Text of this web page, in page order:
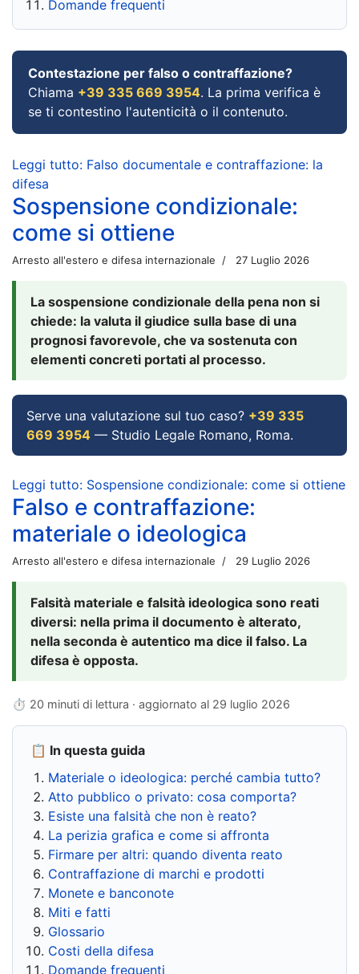
Domande frequenti
Contestazione per falso o contraffazione?
Chiama +39 335 669 3954. La prima verifica è
se ti contestino l'autenticità o il contenuto.
Leggi tutto: Falso documentale e contraffazione: la
difesa
Sospensione condizionale:
come si ottiene
Arresto all'estero e difesa internazionale 27 Luglio 2026
La sospensione condizionale della pena non si
chiede: la valuta il giudice sulla base di una
prognosi favorevole, che va sostenuta con
elementi concreti portati al processo.
Serve una valutazione sul tuo caso? +39 335
669 3954 — Studio Legale Romano, Roma.
Leggi tutto: Sospensione condizionale: come si ottiene
Falso e contraffazione:
materiale o ideologica
Arresto all'estero e difesa internazionale 29 Luglio 2026
Falsità materiale e falsità ideologica sono reati
diversi: nella prima il documento è alterato,
nella seconda è autentico ma dice il falso. La
difesa è opposta.
⏱ 20 minuti di lettura · aggiornato al 29 luglio 2026
📋 In questa guida
Materiale o ideologica: perché cambia tutto?
Atto pubblico o privato: cosa comporta?
Esiste una falsità che non è reato?
La perizia grafica e come si affronta
Firmare per altri: quando diventa reato
Contraffazione di marchi e prodotti
Monete e banconote
Miti e fatti
Glossario
Costi della difesa
Domande frequenti